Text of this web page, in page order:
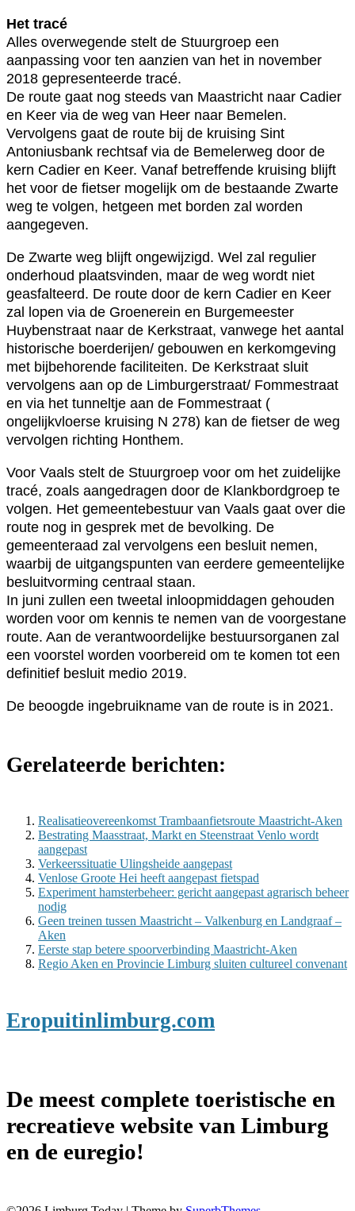
Het tracé
Alles overwegende stelt de Stuurgroep een
aanpassing voor ten aanzien van het in november
2018 gepresenteerde tracé.
De route gaat nog steeds van Maastricht naar Cadier
en Keer via de weg van Heer naar Bemelen.
Vervolgens gaat de route bij de kruising Sint
Antoniusbank rechtsaf via de Bemelerweg door de
kern Cadier en Keer. Vanaf betreffende kruising blijft
het voor de fietser mogelijk om de bestaande Zwarte
weg te volgen, hetgeen met borden zal worden
aangegeven.
De Zwarte weg blijft ongewijzigd. Wel zal regulier
onderhoud plaatsvinden, maar de weg wordt niet
geasfalteerd. De route door de kern Cadier en Keer
zal lopen via de Groenerein en Burgemeester
Huybenstraat naar de Kerkstraat, vanwege het aantal
historische boerderijen/ gebouwen en kerkomgeving
met bijbehorende faciliteiten. De Kerkstraat sluit
vervolgens aan op de Limburgerstraat/ Fommestraat
en via het tunneltje aan de Fommestraat (
ongelijkvloerse kruising N 278) kan de fietser de weg
vervolgen richting Honthem.
Voor Vaals stelt de Stuurgroep voor om het zuidelijke
tracé, zoals aangedragen door de Klankbordgroep te
volgen. Het gemeentebestuur van Vaals gaat over die
route nog in gesprek met de bevolking. De
gemeenteraad zal vervolgens een besluit nemen,
waarbij de uitgangspunten van eerdere gemeentelijke
besluitvorming centraal staan.
In juni zullen een tweetal inloopmiddagen gehouden
worden voor om kennis te nemen van de voorgestane
route. Aan de verantwoordelijke bestuursorganen zal
een voorstel worden voorbereid om te komen tot een
definitief besluit medio 2019.
De beoogde ingebruikname van de route is in 2021.
Gerelateerde berichten:
Realisatieovereenkomst Trambaanfietsroute Maastricht-Aken
Bestrating Maasstraat, Markt en Steenstraat Venlo wordt
aangepast
Verkeerssituatie Ulingsheide aangepast
Venlose Groote Hei heeft aangepast fietspad
Experiment hamsterbeheer: gericht aangepast agrarisch beheer
nodig
Geen treinen tussen Maastricht – Valkenburg en Landgraaf –
Aken
Eerste stap betere spoorverbinding Maastricht-Aken
Regio Aken en Provincie Limburg sluiten cultureel convenant
Eropuitinlimburg.com
De meest complete toeristische en
recreatieve website van Limburg
en de euregio!